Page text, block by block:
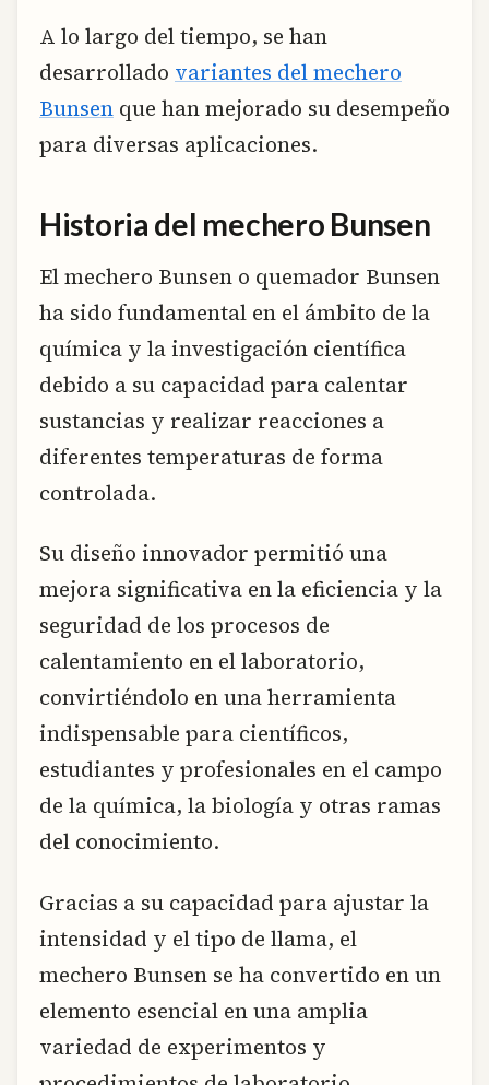
A lo largo del tiempo, se han
desarrollado variantes del mechero
Bunsen que han mejorado su desempeño
para diversas aplicaciones.
Historia del mechero Bunsen
El mechero Bunsen o quemador Bunsen
ha sido fundamental en el ámbito de la
química y la investigación científica
debido a su capacidad para calentar
sustancias y realizar reacciones a
diferentes temperaturas de forma
controlada.
Su diseño innovador permitió una
mejora significativa en la eficiencia y la
seguridad de los procesos de
calentamiento en el laboratorio,
convirtiéndolo en una herramienta
indispensable para científicos,
estudiantes y profesionales en el campo
de la química, la biología y otras ramas
del conocimiento.
Gracias a su capacidad para ajustar la
intensidad y el tipo de llama, el
mechero Bunsen se ha convertido en un
elemento esencial en una amplia
variedad de experimentos y